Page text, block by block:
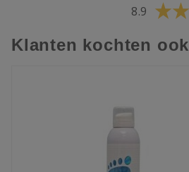
8.9
Klanten kochten ook